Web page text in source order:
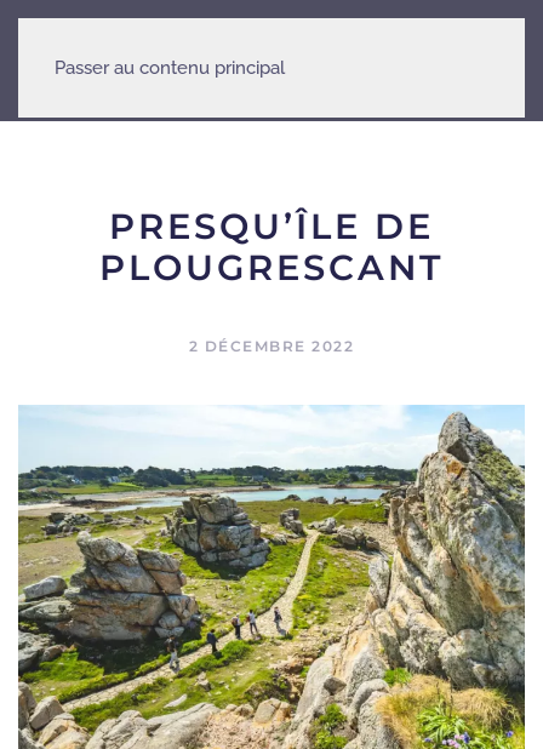
Passer au contenu principal
PRESQU’ÎLE DE
PLOUGRESCANT
2 DÉCEMBRE 2022